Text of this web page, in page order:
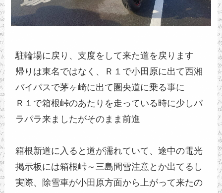
駐輪場に戻り、支度をして来た道を戻ります
帰りは東名ではなく、Ｒ１で小田原に出て西湘
バイパスで茅ヶ崎に出て圏央道に乗る事に
Ｒ１で箱根峠のあたりを走っている時に少しパ
ラパラ来ましたがそのまま前進
箱根新道に入ると道が濡れていて、途中の電光
掲示板には箱根峠～三島間雪注意とか出てるし
実際、除雪車が小田原方面から上がって来たの